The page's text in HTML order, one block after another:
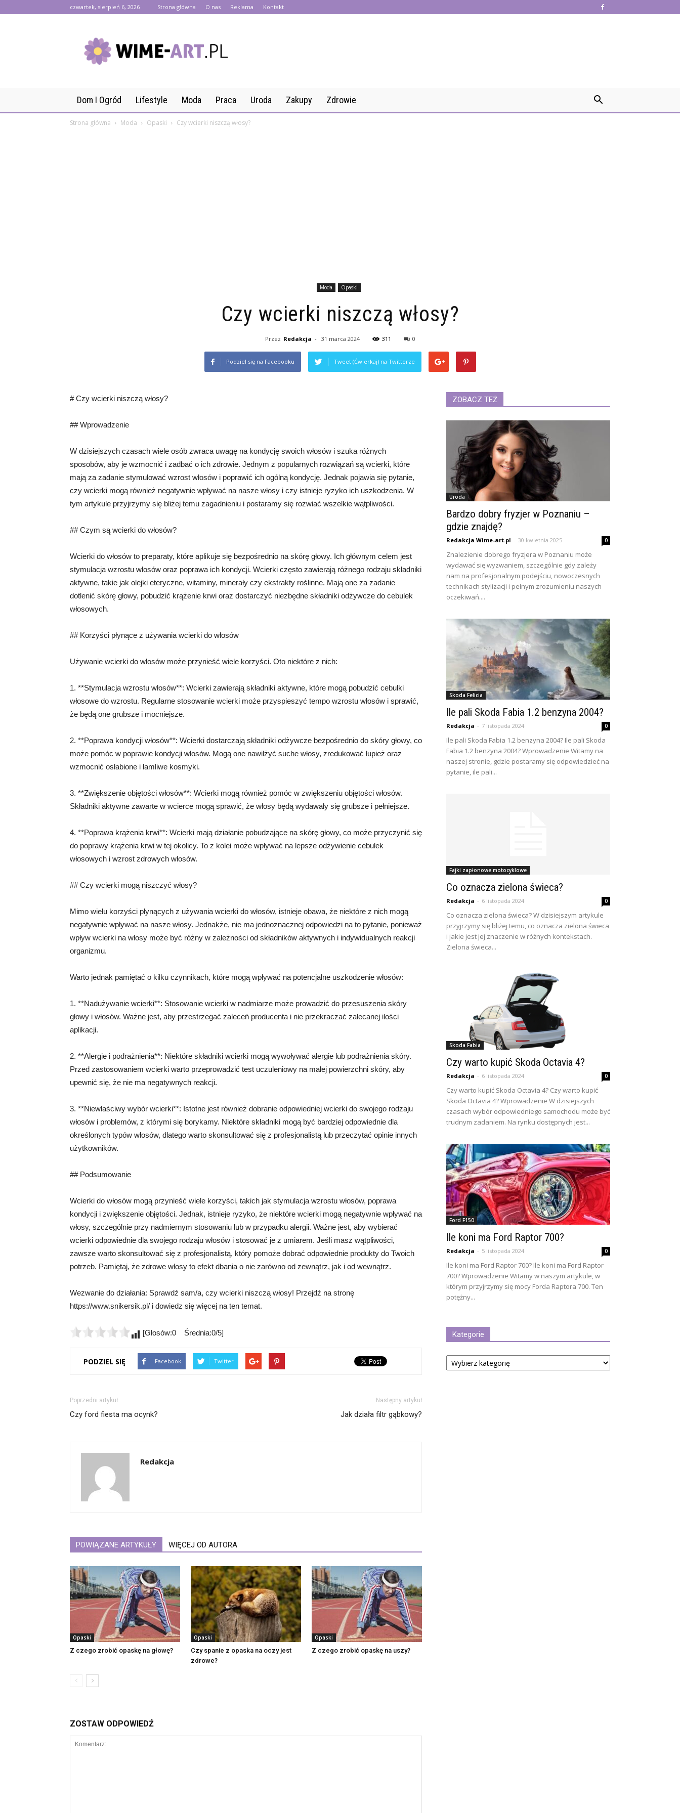
czwartek, sierpień 6, 2026 Strona główna O nas Reklama Kontakt
art.pl
Dom I Ogród Lifestyle Moda Praca Uroda Zakupy Zdrowie
Strona główna Moda Opaski Czy wcierki niszczą włosy?
Moda Opaski
Czy wcierki niszczą włosy?
Przez Redakcja - 31 marca 2024 311 0
Podziel się na Facebooku Tweet (Ćwierkaj) na Twitterze
# Czy wcierki niszczą włosy?
## Wprowadzenie
W dzisiejszych czasach wiele osób zwraca uwagę na kondycję swoich włosów i szuka różnych
sposobów, aby je wzmocnić i zadbać o ich zdrowie. Jednym z popularnych rozwiązań są wcierki, które
mają za zadanie stymulować wzrost włosów i poprawić ich ogólną kondycję. Jednak pojawia się pytanie,
czy wcierki mogą również negatywnie wpływać na nasze włosy i czy istnieje ryzyko ich uszkodzenia. W
tym artykule przyjrzymy się bliżej temu zagadnieniu i postaramy się rozwiać wszelkie wątpliwości.
## Czym są wcierki do włosów?
Wcierki do włosów to preparaty, które aplikuje się bezpośrednio na skórę głowy. Ich głównym celem jest
stymulacja wzrostu włosów oraz poprawa ich kondycji. Wcierki często zawierają różnego rodzaju składniki
aktywne, takie jak olejki eteryczne, witaminy, minerały czy ekstrakty roślinne. Mają one za zadanie
dotlenić skórę głowy, pobudzić krążenie krwi oraz dostarczyć niezbędne składniki odżywcze do cebulek
włosowych.
## Korzyści płynące z używania wcierki do włosów
Używanie wcierki do włosów może przynieść wiele korzyści. Oto niektóre z nich:
1. **Stymulacja wzrostu włosów**: Wcierki zawierają składniki aktywne, które mogą pobudzić cebulki
włosowe do wzrostu. Regularne stosowanie wcierki może przyspieszyć tempo wzrostu włosów i sprawić,
że będą one grubsze i mocniejsze.
2. **Poprawa kondycji włosów**: Wcierki dostarczają składniki odżywcze bezpośrednio do skóry głowy, co
może pomóc w poprawie kondycji włosów. Mogą one nawilżyć suche włosy, zredukować łupież oraz
wzmocnić osłabione i łamliwe kosmyki.
3. **Zwiększenie objętości włosów**: Wcierki mogą również pomóc w zwiększeniu objętości włosów.
Składniki aktywne zawarte w wcierce mogą sprawić, że włosy będą wydawały się grubsze i pełniejsze.
4. **Poprawa krążenia krwi**: Wcierki mają działanie pobudzające na skórę głowy, co może przyczynić się
do poprawy krążenia krwi w tej okolicy. To z kolei może wpływać na lepsze odżywienie cebulek
włosowych i wzrost zdrowych włosów.
## Czy wcierki mogą niszczyć włosy?
Mimo wielu korzyści płynących z używania wcierki do włosów, istnieje obawa, że niektóre z nich mogą
negatywnie wpływać na nasze włosy. Jednakże, nie ma jednoznacznej odpowiedzi na to pytanie, ponieważ
wpływ wcierki na włosy może być różny w zależności od składników aktywnych i indywidualnych reakcji
organizmu.
Warto jednak pamiętać o kilku czynnikach, które mogą wpływać na potencjalne uszkodzenie włosów:
1. **Nadużywanie wcierki**: Stosowanie wcierki w nadmiarze może prowadzić do przesuszenia skóry
głowy i włosów. Ważne jest, aby przestrzegać zaleceń producenta i nie przekraczać zalecanej ilości
aplikacji.
2. **Alergie i podrażnienia**: Niektóre składniki wcierki mogą wywoływać alergie lub podrażnienia skóry.
Przed zastosowaniem wcierki warto przeprowadzić test uczuleniowy na małej powierzchni skóry, aby
upewnić się, że nie ma negatywnych reakcji.
3. **Niewłaściwy wybór wcierki**: Istotne jest również dobranie odpowiedniej wcierki do swojego rodzaju
włosów i problemów, z którymi się borykamy. Niektóre składniki mogą być bardziej odpowiednie dla
określonych typów włosów, dlatego warto skonsultować się z profesjonalistą lub przeczytać opinie innych
użytkowników.
## Podsumowanie
Wcierki do włosów mogą przynieść wiele korzyści, takich jak stymulacja wzrostu włosów, poprawa
kondycji i zwiększenie objętości. Jednak, istnieje ryzyko, że niektóre wcierki mogą negatywnie wpływać na
włosy, szczególnie przy nadmiernym stosowaniu lub w przypadku alergii. Ważne jest, aby wybierać
wcierki odpowiednie dla swojego rodzaju włosów i stosować je z umiarem. Jeśli masz wątpliwości,
zawsze warto skonsultować się z profesjonalistą, który pomoże dobrać odpowiednie produkty do Twoich
potrzeb. Pamiętaj, że zdrowe włosy to efekt dbania o nie zarówno od zewnątrz, jak i od wewnątrz.
Wezwanie do działania: Sprawdź sam/a, czy wcierki niszczą włosy! Przejdź na stronę
https://www.snikersik.pl/ i dowiedz się więcej na ten temat.
[Głosów:0 Średnia:0/5]
PODZIEL SIĘ Facebook Twitter
Poprzedni artykuł
Czy ford fiesta ma ocynk?
Następny artykuł
Jak działa filtr gąbkowy?
Redakcja
POWIĄZANE ARTYKUŁY WIĘCEJ OD AUTORA
Opaski
Z czego zrobić opaskę na głowę?
Opaski
Czy spanie z opaska na oczy jest
zdrowe?
Opaski
Z czego zrobić opaskę na uszy?
ZOSTAW ODPOWIEDŹ
ZOBACZ TEŻ
Uroda
Bardzo dobry fryzjer w Poznaniu –
gdzie znajdę?
Redakcja Wime-art.pl - 30 kwietnia 2025 0
Znalezienie dobrego fryzjera w Poznaniu może
wydawać się wyzwaniem, szczególnie gdy zależy
nam na profesjonalnym podejściu, nowoczesnych
technikach stylizacji i pełnym zrozumieniu naszych
oczekiwań....
Skoda Felicia
Ile pali Skoda Fabia 1.2 benzyna 2004?
Redakcja - 7 listopada 2024 0
Ile pali Skoda Fabia 1.2 benzyna 2004? Ile pali Skoda
Fabia 1.2 benzyna 2004? Wprowadzenie Witamy na
naszej stronie, gdzie postaramy się odpowiedzieć na
pytanie, ile pali...
Fajki zapłonowe motocyklowe
Co oznacza zielona świeca?
Redakcja - 6 listopada 2024 0
Co oznacza zielona świeca? W dzisiejszym artykule
przyjrzymy się bliżej temu, co oznacza zielona świeca
i jakie jest jej znaczenie w różnych kontekstach.
Zielona świeca...
Skoda Fabia
Czy warto kupić Skoda Octavia 4?
Redakcja - 6 listopada 2024 0
Czy warto kupić Skoda Octavia 4? Czy warto kupić
Skoda Octavia 4? Wprowadzenie W dzisiejszych
czasach wybór odpowiedniego samochodu może być
trudnym zadaniem. Na rynku dostępnych jest...
Ford F150
Ile koni ma Ford Raptor 700?
Redakcja - 5 listopada 2024 0
Ile koni ma Ford Raptor 700? Ile koni ma Ford Raptor
700? Wprowadzenie Witamy w naszym artykule, w
którym przyjrzymy się mocy Forda Raptora 700. Ten
potężny...
Kategorie
Kategorie